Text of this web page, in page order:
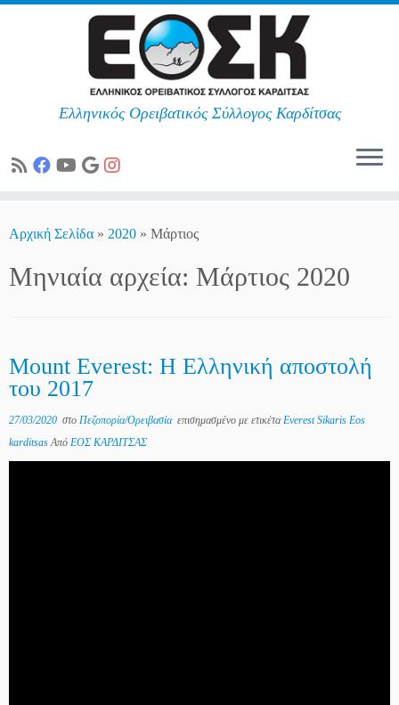
Ελληνικός Ορειβατικός Σύλλογος Καρδίτσας
Αρχική Σελίδα » 2020 » Μάρτιος
Μηνιαία αρχεία: Μάρτιος 2020
Mount Everest: Η Ελληνική αποστολή
του 2017
27/03/2020 στο Πεζοπορία/Ορειβασία επισημασμένο με ετικέταEverest Sikaris Eos
karditsasΑπό ΕΟΣ ΚΑΡΔΙΤΣΑΣ